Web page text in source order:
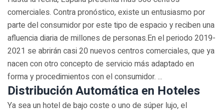
comerciales. Contra pronóstico, existe un entusiasmo por
parte del consumidor por este tipo de espacio y reciben una
afluencia diaria de millones de personas.En el periodo 2019-
2021 se abrirán casi 20 nuevos centros comerciales, que ya
nacen con otro concepto de servicio más adaptado en
forma y procedimientos con el consumidor. ...
Distribución Automática en Hoteles
Ya sea un hotel de bajo coste o uno de súper lujo, el